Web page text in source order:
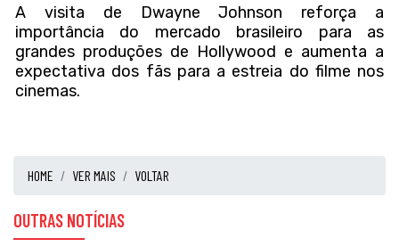
A visita de Dwayne Johnson reforça a
importância do mercado brasileiro para as
grandes produções de Hollywood e aumenta a
expectativa dos fãs para a estreia do filme nos
cinemas.
HOME VER MAIS VOLTAR
OUTRAS NOTÍCIAS